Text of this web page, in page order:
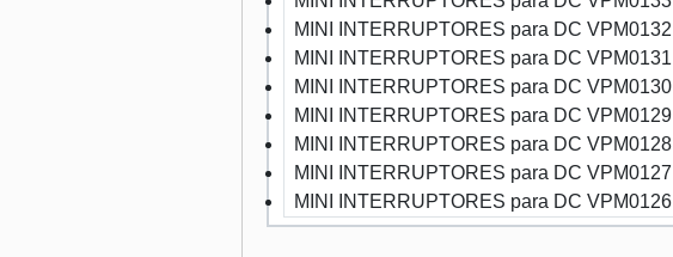
MINI INTERRUPTORES para DC VPM0132
MINI INTERRUPTORES para DC VPM0131
MINI INTERRUPTORES para DC VPM0130
MINI INTERRUPTORES para DC VPM0129
MINI INTERRUPTORES para DC VPM0128
MINI INTERRUPTORES para DC VPM0127
MINI INTERRUPTORES para DC VPM0126